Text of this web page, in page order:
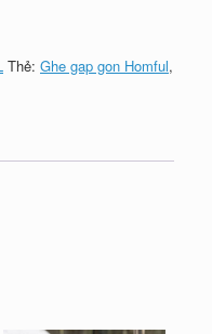
Thẻ: Ghe gap gon Homful,